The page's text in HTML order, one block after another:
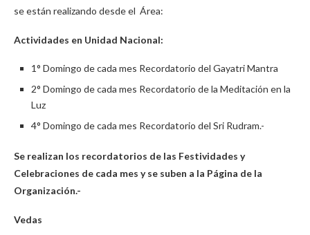
se están realizando desde el Área:
Actividades en Unidad Nacional:
1° Domingo de cada mes Recordatorio del Gayatri Mantra
2° Domingo de cada mes Recordatorio de la Meditación en la
Luz
4° Domingo de cada mes Recordatorio del Sri Rudram.-
Se realizan los recordatorios de las Festividades y
Celebraciones de cada mes y se suben a la Página de la
Organización.-
Vedas